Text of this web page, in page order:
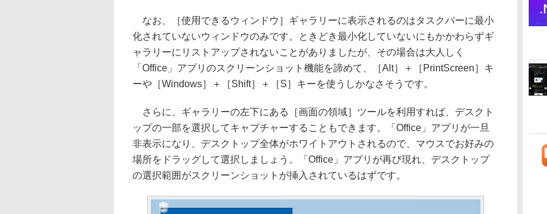
なお、［使用できるウィンドウ］ギャラリーに表示されるのはタスクバーに最小
化されていないウィンドウのみです。ときどき最小化していないにもかかわらずギ
ャラリーにリストアップされないことがありましたが、その場合は大人しく
「Office」アプリのスクリーンショット機能を諦めて、［Alt］＋［PrintScreen］キ
ーや［Windows］＋［Shift］＋［S］キーを使うしかなさそうです。
さらに、ギャラリーの左下にある［画面の領域］ツールを利用すれば、デスクト
ップの一部を選択してキャプチャーすることもできます。「Office」アプリが一旦
非表示になり、デスクトップ全体がホワイトアウトされるので、マウスでお好みの
場所をドラッグして選択しましょう。「Office」アプリが再び現れ、デスクトップ
の選択範囲がスクリーンショットが挿入されているはずです。